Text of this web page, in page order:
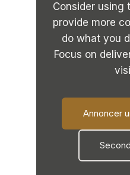
Consider using
provide more
do what you
Focus on
Annoncer